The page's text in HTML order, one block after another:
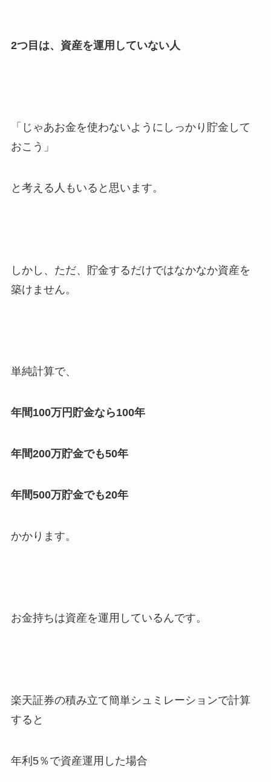
2つ目は、資産を運用していない人
「じゃあお金を使わないようにしっかり貯金して
おこう」
と考える人もいると思います。
しかし、ただ、貯金するだけではなかなか資産を
築けません。
単純計算で、
年間100万円貯金なら100年
年間200万貯金でも50年
年間500万貯金でも20年
かかります。
お金持ちは資産を運用しているんです。
楽天証券の積み立て簡単シュミレーションで計算
すると
年利5％で資産運用した場合